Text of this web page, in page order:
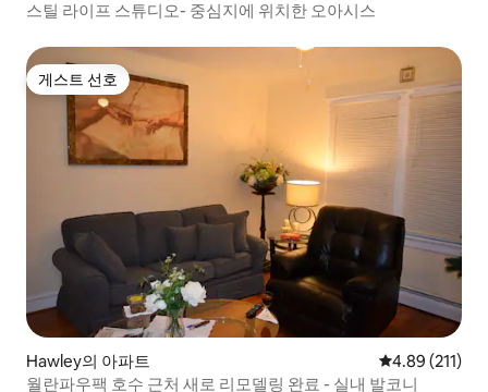
스틸 라이프 스튜디오- 중심지에 위치한 오아시스
게스트 선호
게스트 선호
Hawley의 아파트 평점 4.89점(5
4.89 (211)
월란파우팩 호수 근처 새로 리모델링 완료 - 실내 발코니